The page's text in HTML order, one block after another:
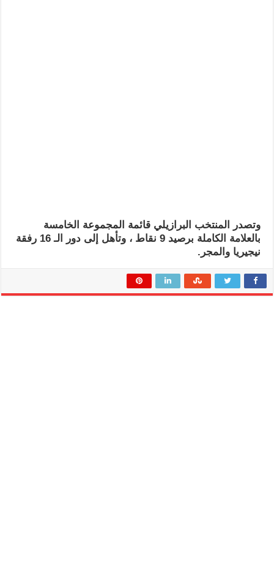
وتصدر المنتخب البرازيلي قائمة المجموعة الخامسة
بالعلامة الكاملة برصيد 9 نقاط ، وتأهل إلى دور الـ 16 رفقة
نيجيريا والمجر.